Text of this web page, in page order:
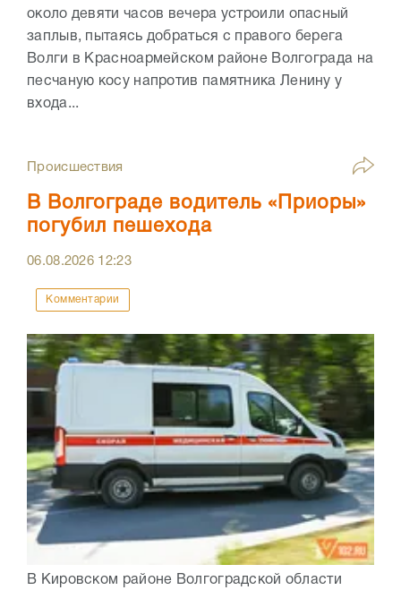
около девяти часов вечера устроили опасный
заплыв, пытаясь добраться с правого берега
Волги в Красноармейском районе Волгограда на
песчаную косу напротив памятника Ленину у
входа...
Происшествия
В Волгограде водитель «Приоры»
погубил пешехода
06.08.2026 12:23
Комментарии
В Кировском районе Волгоградской области